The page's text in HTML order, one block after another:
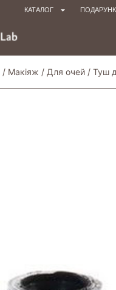
КАТАЛОГ
/ Макіяж / Для очей / Туш